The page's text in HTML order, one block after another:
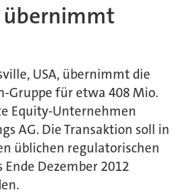
USA, übernimmt die
Gruppe für etwa 408 Mio.
Equity-Unternehmen
AG. Die Transaktion soll in
üblichen regulatorischen
Dezember 2012